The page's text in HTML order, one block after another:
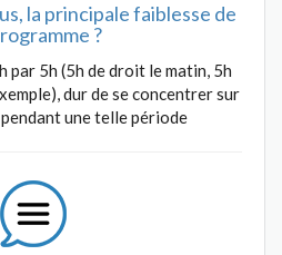
la principale faiblesse de
?
par 5h (5h de droit le matin, 5h
dur de se concentrer sur
une telle période